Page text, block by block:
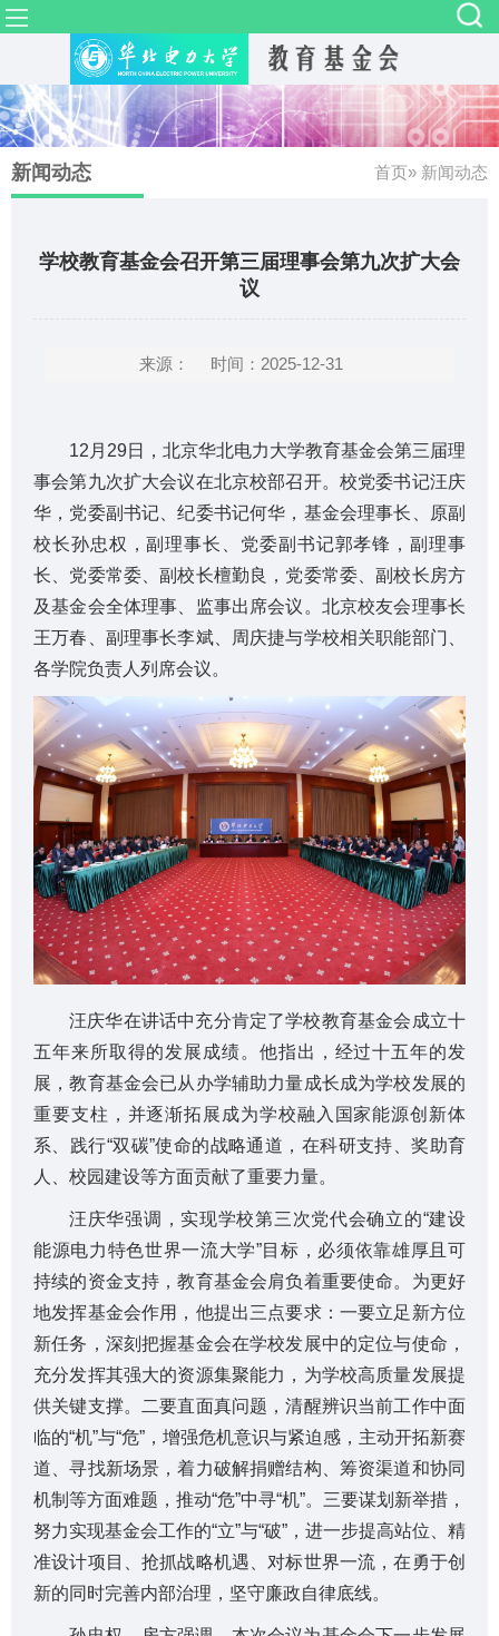
新闻动态 首页» 新闻动态
学校教育基金会召开第三届理事会第九次扩大会
议
来源： 时间：2025-12-31
12月29日，北京华北电力大学教育基金会第三届理
事会第九次扩大会议在北京校部召开。校党委书记汪庆
华，党委副书记、纪委书记何华，基金会理事长、原副
校长孙忠权，副理事长、党委副书记郭孝锋，副理事
长、党委常委、副校长檀勤良，党委常委、副校长房方
及基金会全体理事、监事出席会议。北京校友会理事长
王万春、副理事长李斌、周庆捷与学校相关职能部门、
各学院负责人列席会议。
汪庆华在讲话中充分肯定了学校教育基金会成立十
五年来所取得的发展成绩。他指出，经过十五年的发
展，教育基金会已从办学辅助力量成长成为学校发展的
重要支柱，并逐渐拓展成为学校融入国家能源创新体
系、践行“双碳”使命的战略通道，在科研支持、奖助育
人、校园建设等方面贡献了重要力量。
汪庆华强调，实现学校第三次党代会确立的“建设
能源电力特色世界一流大学”目标，必须依靠雄厚且可
持续的资金支持，教育基金会肩负着重要使命。为更好
地发挥基金会作用，他提出三点要求：一要立足新方位
新任务，深刻把握基金会在学校发展中的定位与使命，
充分发挥其强大的资源集聚能力，为学校高质量发展提
供关键支撑。二要直面真问题，清醒辨识当前工作中面
临的“机”与“危”，增强危机意识与紧迫感，主动开拓新赛
道、寻找新场景，着力破解捐赠结构、筹资渠道和协同
机制等方面难题，推动“危”中寻“机”。三要谋划新举措，
努力实现基金会工作的“立”与“破”，进一步提高站位、精
准设计项目、抢抓战略机遇、对标世界一流，在勇于创
新的同时完善内部治理，坚守廉政自律底线。